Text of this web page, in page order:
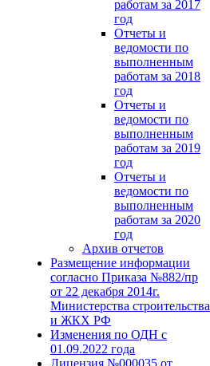
работам за 2017
год
Отчеты и
ведомости по
выполненным
работам за 2018
год
Отчеты и
ведомости по
выполненным
работам за 2019
год
Отчеты и
ведомости по
выполненным
работам за 2020
год
Архив отчетов
Размещение информации
согласно Приказа №882/пр
от 22 декабря 2014г.
Министерства строительства
и ЖКХ РФ
Изменения по ОДН с
01.09.2022 года
Лицензия №000035 от